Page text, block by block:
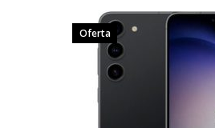
Oferta